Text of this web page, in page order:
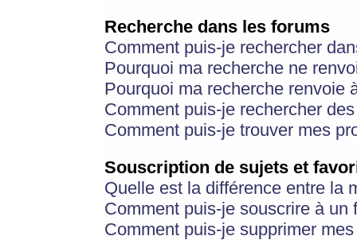
Recherche dans les forums
Comment puis-je rechercher
Pourquoi ma recherche ne
Pourquoi ma recherche renvoie
Comment puis-je rechercher
Comment puis-je trouver mes
Souscription de sujets et
Quelle est la différence entre la
Comment puis-je souscrire à
Comment puis-je supprimer